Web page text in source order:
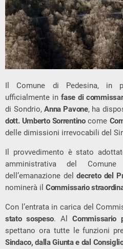
Il Comune di Pedesina, in
ufficialmente infase di
di Sondrio,Anna Pavone, ha
dott. Umberto Sorrentinocome
delle dimissioni irrevocabili del
Il provvedimento è stato
amministrativa del
dell’emanazione deldecreto del
nominerà il Commissario
Con l’entrata in carica del
stato sospeso. AlCommissario
spettano ora tutte le funzioni
Sindaco, dalla Giunta e dal